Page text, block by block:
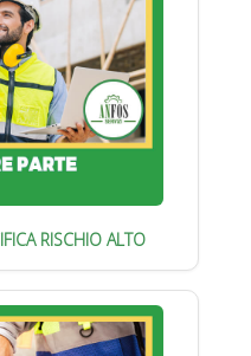
RISCHIO ALTO